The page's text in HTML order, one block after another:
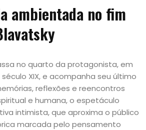
ambientada no fim
no quarto da protagonista, em
XIX, e acompanha seu último
reflexões e reencontros
e humana, o espetáculo
intimista, que aproxima o público
marcada pelo pensamento